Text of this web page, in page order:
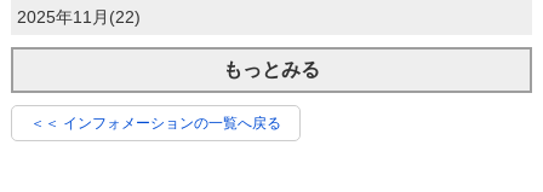
2025年11月(22)
もっとみる
＜＜ インフォメーションの一覧へ戻る